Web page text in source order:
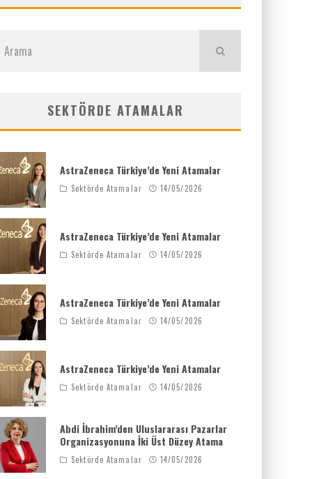
SEKTÖRDE ATAMALAR
AstraZeneca Türkiye’de Yeni Atamalar
Sektörde Atamalar 14/05/2026
AstraZeneca Türkiye’de Yeni Atamalar
Sektörde Atamalar 14/05/2026
AstraZeneca Türkiye’de Yeni Atamalar
Sektörde Atamalar 14/05/2026
AstraZeneca Türkiye’de Yeni Atamalar
Sektörde Atamalar 14/05/2026
Abdi İbrahim’den Uluslararası Pazarlar
Organizasyonuna İki Üst Düzey Atama
Sektörde Atamalar 14/05/2026